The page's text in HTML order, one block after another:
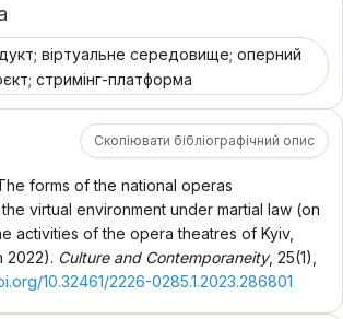
статусом - національний, академічний
у евакуації. Наукова новизна роботи
аналізі форм репрезентації
у віртуальному середовищі в умовах
на прикладах національних оперних
та Львова у 2022 році. Висновки. На
та у засобах масової інформації,
кілька показників роботи театрів, які
їхньої віртуальної активності в
а саме згадки в іноземних у засобах
онлайн-події, культурний продукт
віртуальне середовище; оперний
стримінг-платформа
Скопіювати бібліографічний опис
forms of the national operas
virtual environment under martial law (on
activities of the opera theatres of Kyiv,
2022). Culture and Contemporaneity, 25(1),
10.32461/2226-0285.1.2023.286801